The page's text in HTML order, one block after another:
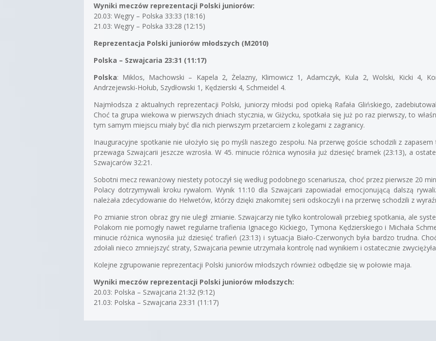
Wyniki meczów reprezentacji Polski juniorów:
20.03: Węgry – Polska 33:33 (18:16)
21.03: Węgry – Polska 33:28 (12:15)
Reprezentacja Polski juniorów młodszych (M2010)
Polska – Szwajcaria 23:31 (11:17)
Polska: Miklos, Machowski – Kapela 2, Żelazny, Klimowicz 1, Adamczyk, Kula 2, Wolski, Kicki 4,
Andrzejewski-Hołub, Szydłowski 1, Kędzierski 4, Schmeidel 4.
Najmłodsza z aktualnych reprezentacji Polski, juniorzy młodsi pod opieką Rafała Glińskiego,
Choć ta grupa wiekowa w pierwszych dniach stycznia, w Giżycku, spotkała się już po raz pierwszy, to
tym samym miejscu miały być dla nich pierwszym przetarciem z kolegami z zagranicy.
Inauguracyjne spotkanie nie ułożyło się po myśli naszego zespołu. Na przerwę goście schodzili z
przewaga Szwajcarii jeszcze wzrosła. W 45. minucie różnica wynosiła już dziesięć bramek (23:13), a
Szwajcarów 32:21.
Sobotni mecz rewanżowy niestety potoczył się według podobnego scenariusza, choć przez pierwsze 20
Polacy dotrzymywali kroku rywalom. Wynik 11:10 dla Szwajcarii zapowiadał emocjonującą dalszą
należała zdecydowanie do Helwetów, którzy dzięki znakomitej serii odskoczyli i na przerwę schodzili z
Po zmianie stron obraz gry nie uległ zmianie. Szwajcarzy nie tylko kontrolowali przebieg spotkania, ale
Polakom nie pomogły nawet regularne trafienia Ignacego Kickiego, Tymona Kędzierskiego i Michała
minucie różnica wynosiła już dziesięć trafień (23:13) i sytuacja Biało-Czerwonych była bardzo trudna.
zdołali nieco zmniejszyć straty, Szwajcaria pewnie utrzymała kontrolę nad wynikiem i ostatecznie
Kolejne zgrupowanie reprezentacji Polski juniorów młodszych również odbędzie się w połowie maja.
Wyniki meczów reprezentacji Polski juniorów młodszych:
20.03: Polska – Szwajcaria 21:32 (9:12)
21.03: Polska – Szwajcaria 23:31 (11:17)